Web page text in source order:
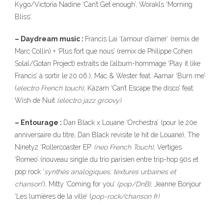
Kygo/Victoria Nadine ‘Can’t Get enough’, Worakls ‘Morning
Bliss’.
– Daydream music : Francis Lai ‘l’amour d’aimer’ (remix de
Marc Collin) + ‘Plus fort que nous’ (remix de Philippe Cohen
Solal/Gotan Project) extraits de l’album-hommage ‘Play it like
Francis’ à sortir le 20.06.), Mac & Wester feat. Aamar ‘Burn me’
(electro French touch), Kazam ‘Can’t Escape the disco’ feat.
Wish de Nuit (electro jazz groovy)
– Entourage : Dan Black x Louane ‘Orchestra’ (pour le 20e
anniversaire du titre, Dan Black revisite le hit de Louane), The
Ninety2 ‘Rollercoaster EP’ (neo French Touch), Vertiges
‘Romeo’ (nouveau single du trio parisien entre trip-hop 90s et
pop rock ‘synthés analogiques, textures urbaines et
chanson‘), Mitty ‘Coming for you’ (pop/DnB),
Jeanne Bonjour
‘Les lumières de la ville’ (pop-rock/chanson fr)